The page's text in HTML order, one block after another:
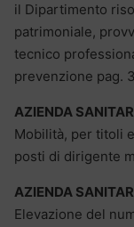
il Dipartimento
patrimoniale,
tecnico
prevenzione pag.
AZIENDA
Mobilità, per titoli
posti di dirigente
AZIENDA
Elevazione del